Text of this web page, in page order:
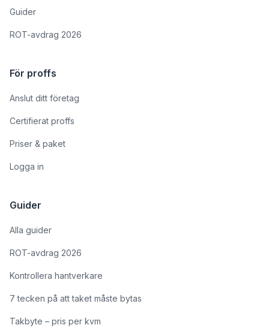
Guider
ROT-avdrag 2026
För proffs
Anslut ditt företag
Certifierat proffs
Priser & paket
Logga in
Guider
Alla guider
ROT-avdrag 2026
Kontrollera hantverkare
7 tecken på att taket måste bytas
Takbyte – pris per kvm